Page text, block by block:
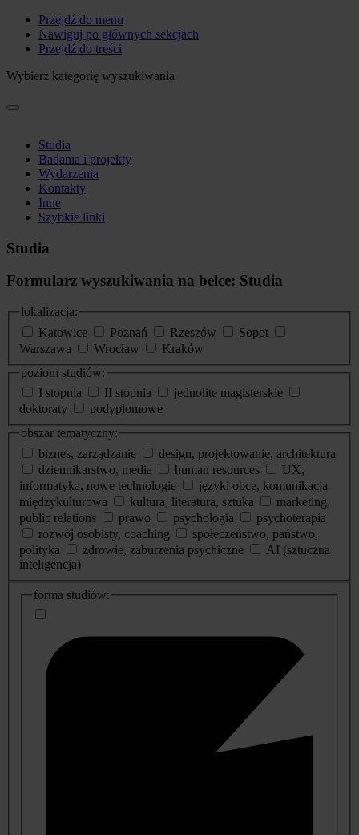
Przejdź do menu
Nawiguj po głównych sekcjach
Przejdź do treści
Wybierz kategorię wyszukiwania
Studia
Badania i projekty
Wydarzenia
Kontakty
Inne
Szybkie linki
Studia
Formularz wyszukiwania na belce: Studia
lokalizacja:
Katowice
Poznań Rzeszów
Sopot
Warszawa
Wrocław
Kraków
poziom studiów:
I stopnia
II stopnia
jednolite magisterskie
doktoraty
podyplomowe
obszar tematyczny:
biznes, zarządzanie
design, projektowanie, architektura
dziennikarstwo, media
human resources
UX,
informatyka, nowe technologie
języki obce, komunikacja
międzykulturowa
kultura, literatura, sztuka
marketing,
public relations
prawo psychologia
psychoterapia
rozwój osobisty, coaching
społeczeństwo, państwo,
polityka
zdrowie, zaburzenia psychiczne
AI (sztuczna
inteligencja)
dodatkowe
informacje
forma studiów: